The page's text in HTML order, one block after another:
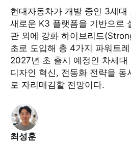
현대자동차가 개발 중인 3세
새로운 K3 플랫폼을 기반으로
관 외에 강화 하이브리드
초로 도입해 총 4가지 파워트
2027년 초 출시 예정인 차세대
디자인 혁신, 전동화 전략을 동
로 자리매김할 전망이다.​
최성훈